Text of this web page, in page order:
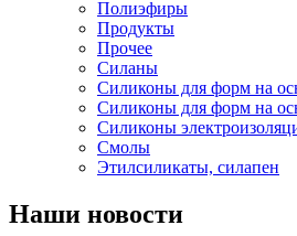
Полиэфиры
Продукты
Прочее
Силаны
Силиконы для форм на
Силиконы для форм на
Силиконы
Смолы
Этилсиликаты, силапен
Наши новости